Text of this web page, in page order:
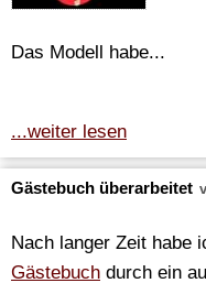
Das Modell habe...
...weiter lesen
Gästebuch überarbeitet
Nach langer Zeit habe
Gästebuch durch ein